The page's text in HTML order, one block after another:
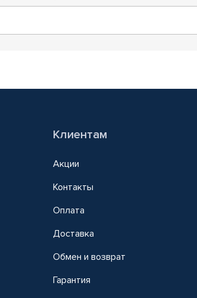
Клиентам
Акции
Контакты
Оплата
Доставка
Обмен и возврат
Гарантия